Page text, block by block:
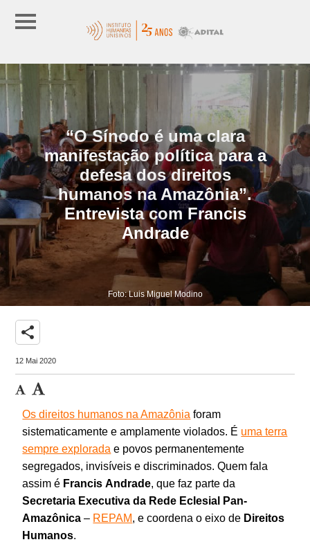
“O Sínodo é uma clara
manifestação política para a
defesa dos direitos
humanos na Amazônia”.
Entrevista com Francis
Andrade
Foto: Luis Miguel Modino
share
12 Mai 2020
Os direitos humanos na Amazônia foram
sistematicamente e amplamente violados. É uma terra
sempre explorada e povos permanentemente
segregados, invisíveis e discriminados. Quem fala
assim é Francis Andrade, que faz parte da
Secretaria Executiva da Rede Eclesial Pan-
Amazônica – REPAM, e coordena o eixo de Direitos
Humanos.